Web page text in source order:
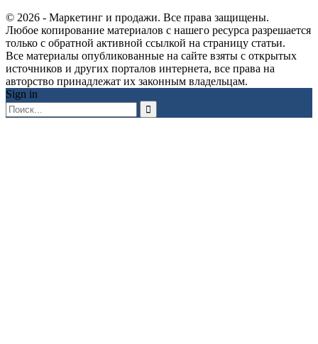
© 2026 - Маркетинг и продажи. Все права защищены.
Любое копирование материалов с нашего ресурса разрешается
только с обратной активной ссылкой на страницу статьи.
Все материалы опубликованные на сайте взяты с открытых
источников и других порталов интернета, все права на
авторство принадлежат их законным владельцам.
Sign in